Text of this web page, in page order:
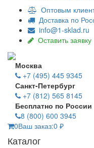
Оптовым
Доставка по
info@1-sklad.ru
Оставить заявку
Москва
+7 (495) 445 9345
Санкт-Петербург
+7 (812) 565 8145
Бесплатно по России
8 (800) 600 3945
0Ваш заказ:0 ₽
Каталог